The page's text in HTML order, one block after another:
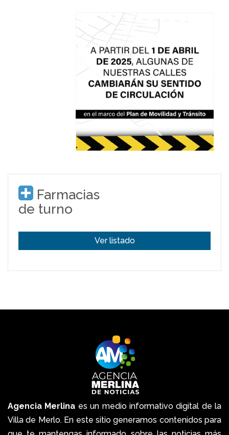
Farmacias
de turno
Ver listado
Agencia Merlina es un medio informativo digital de la
Villa de Merlo. En este sitio generamos contenidos para